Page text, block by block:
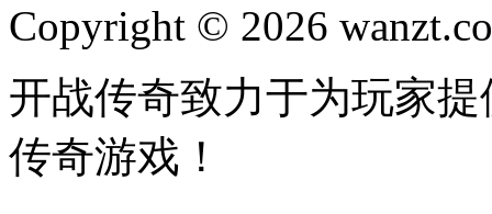
Copyright © 2026
开战传奇致力于为玩家
传奇游戏！